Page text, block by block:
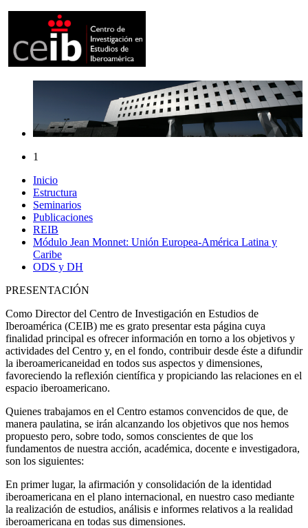
1
Inicio
Estructura
Seminarios
Publicaciones
REIB
Módulo Jean Monnet: Unión Europea-América Latina y
Caribe
ODS y DH
PRESENTACIÓN
Como Director del Centro de Investigación en Estudios de
Iberoamérica (CEIB) me es grato presentar esta página cuya
finalidad principal es ofrecer información en torno a los objetivos y
actividades del Centro y, en el fondo, contribuir desde éste a difundir
la iberoamericaneidad en todos sus aspectos y dimensiones,
favoreciendo la reflexión científica y propiciando las relaciones en el
espacio iberoamericano.
Quienes trabajamos en el Centro estamos convencidos de que, de
manera paulatina, se irán alcanzando los objetivos que nos hemos
propuesto pero, sobre todo, somos conscientes de que los
fundamentos de nuestra acción, académica, docente e investigadora,
son los siguientes:
En primer lugar, la afirmación y consolidación de la identidad
iberoamericana en el plano internacional, en nuestro caso mediante
la realización de estudios, análisis e informes relativos a la realidad
iberoamericana en todas sus dimensiones.